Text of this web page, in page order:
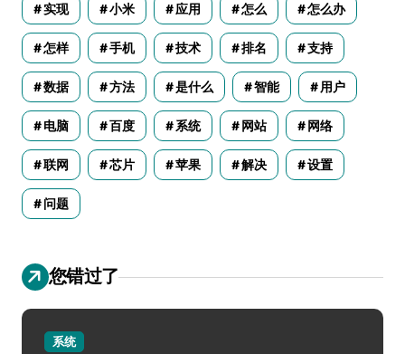
实现 小米 应用 怎么 怎么办
怎样 手机 技术 排名 支持
数据 方法 是什么 智能 用户
电脑 百度 系统 网站 网络
联网 芯片 苹果 解决 设置
问题
您错过了
系统